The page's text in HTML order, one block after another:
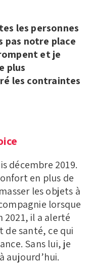
les personnes
pas notre place
et je
plus
les contraintes
décembre 2019.
en plus de
les objets à
lorsque
2021, il a alerté
de santé, ce qui
Sans lui, je
aujourd’hui.